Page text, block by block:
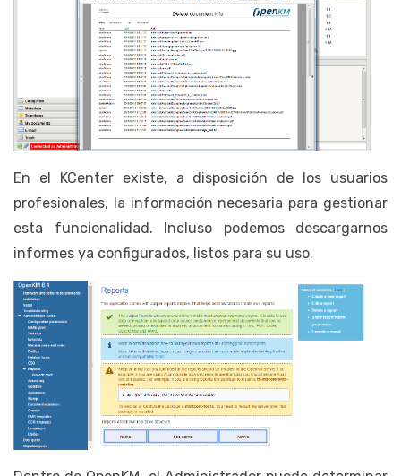
En el KCenter existe, a disposición de los usuarios
profesionales, la información necesaria para gestionar
esta funcionalidad. Incluso podemos descargarnos
informes ya configurados, listos para su uso.